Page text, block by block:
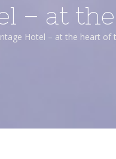
– at
Hotel – at the heart of